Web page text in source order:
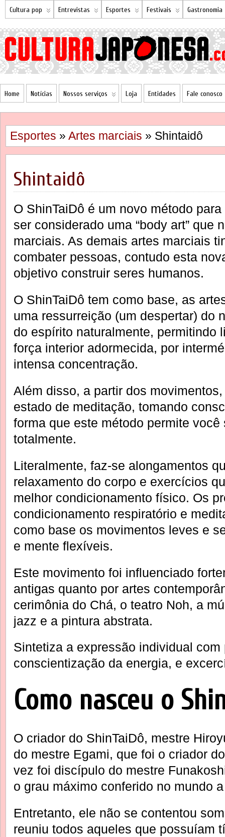
Cultura pop Entrevistas Esportes Festivais Gastronomia
Home Notícias Nossos serviços Loja Entidades Fale conosco
Esportes » Artes marciais » Shintaidô
Shintaidô
O ShinTaiDô é um novo método
ser considerado uma “body art” que
marciais. As demais artes marciais
combater pessoas, contudo esta
objetivo construir seres humanos.
O ShinTaiDô tem como base, as
uma ressurreição (um despertar) do
do espírito naturalmente, permitindo
força interior adormecida, por
intensa concentração.
Além disso, a partir dos
estado de meditação, tomando
forma que este método permite você
totalmente.
Literalmente, faz-se alongamentos
relaxamento do corpo e exercícios
melhor condicionamento físico. Os
condicionamento respiratório e
como base os movimentos leves e
e mente flexíveis.
Este movimento foi influenciado
antigas quanto por artes
cerimônia do Chá, o teatro Noh, a
jazz e a pintura abstrata.
Sintetiza a expressão individual
conscientização da energia, e
Como nasceu o
O criador do ShinTaiDô, mestre
do mestre Egami, que foi o criador
vez foi discípulo do mestre
o grau máximo conferido no mundo
Entretanto, ele não se contentou
reuniu todos aqueles que possuíam